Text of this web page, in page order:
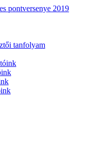
pontversenye 2019
tanfolyam